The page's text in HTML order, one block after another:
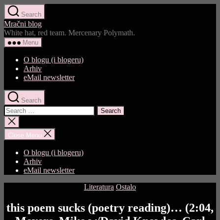
Skip
to
the
content
Search
Mračni blog
White hat, red team. Mercenary Polymath.
Menu
O blogu (i blogeru)
Arhiv
eMail newsletter
Search
Search
for:
Close
search
Close Menu
O blogu (i blogeru)
Arhiv
eMail newsletter
Categories
Literatura Ostalo
this poem sucks (poetry reading)… (2:04,